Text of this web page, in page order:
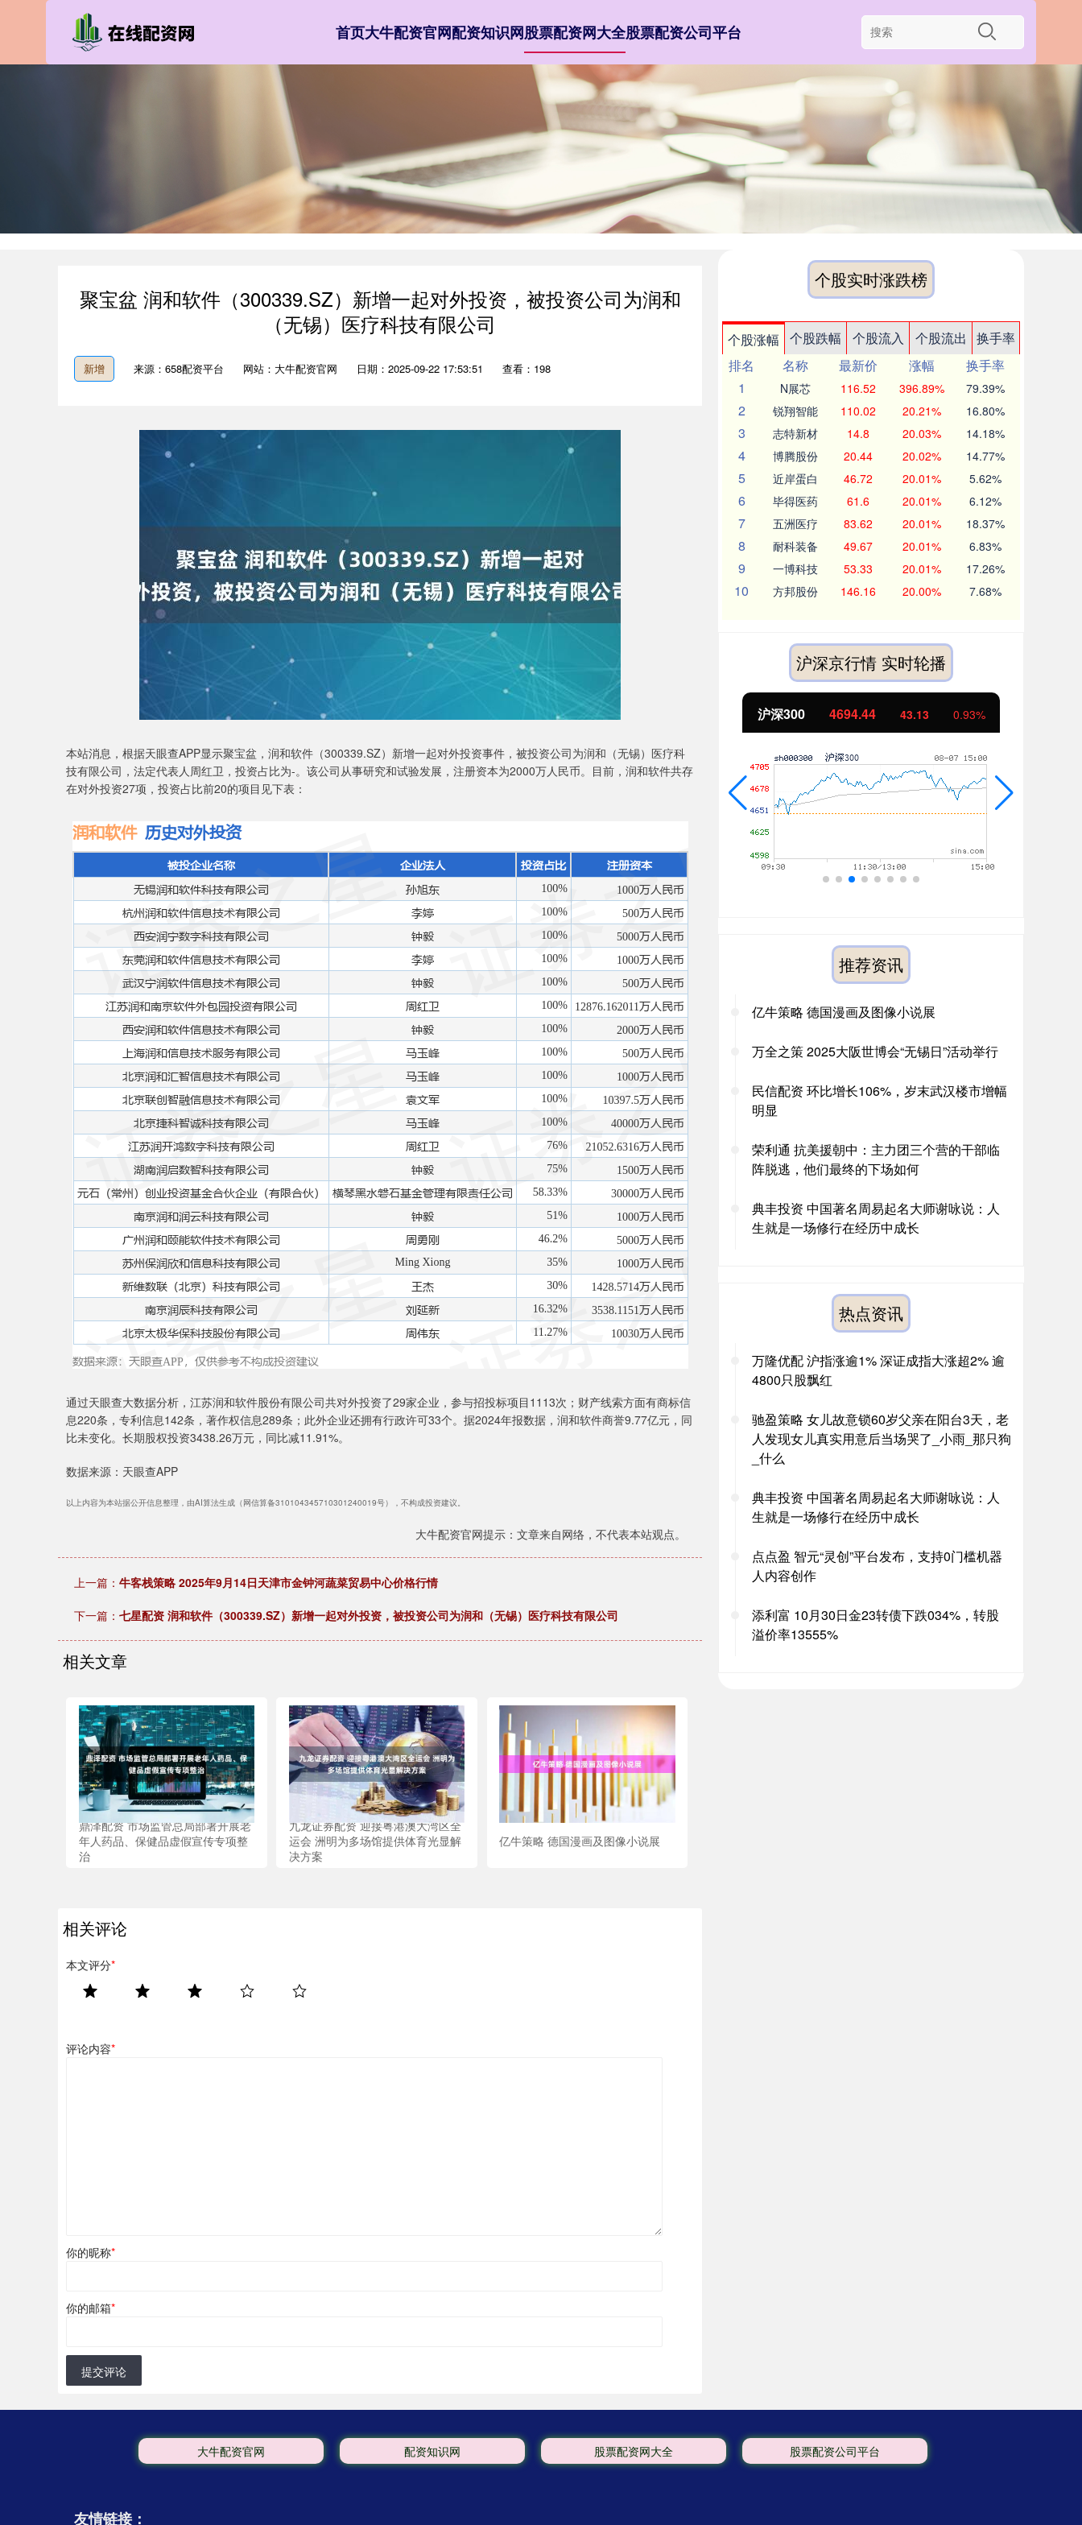
首页大牛配资官网配资知识网股票配资网大全股票配资公司平台
聚宝盆 润和软件（300339.SZ）新增一起对外投资，被投资公司为润和
（无锡）医疗科技有限公司
新增 来源：658配资平台 网站：大牛配资官网 日期：2025-09-22 17:53:51 查看：198
本站消息，根据天眼查APP显示聚宝盆，润和软件（300339.SZ）新增一起对外投资事件，被投资公司为润和（无锡）医疗科
技有限公司，法定代表人周红卫，投资占比为-。该公司从事研究和试验发展，注册资本为2000万人民币。目前，润和软件共存
在对外投资27项，投资占比前20的项目见下表：
通过天眼查大数据分析，江苏润和软件股份有限公司共对外投资了29家企业，参与招投标项目1113次；财产线索方面有商标信
息220条，专利信息142条，著作权信息289条；此外企业还拥有行政许可33个。据2024年报数据，润和软件商誉9.77亿元，同
比未变化。长期股权投资3438.26万元，同比减11.91%。
数据来源：天眼查APP
以上内容为本站据公开信息整理，由AI算法生成（网信算备310104345710301240019号），不构成投资建议。
大牛配资官网提示：文章来自网络，不代表本站观点。
上一篇： 牛客栈策略 2025年9月14日天津市金钟河蔬菜贸易中心价格行情
下一篇： 七星配资 润和软件（300339.SZ）新增一起对外投资，被投资公司为润和（无锡）医疗科技有限公司
相关文章
鼎泽配资 市场监管总局部署开展老
年人药品、保健品虚假宣传专项整
治
九龙证券配资 迎接粤港澳大湾区全
运会 洲明为多场馆提供体育光显解
决方案
亿牛策略 德国漫画及图像小说展
相关评论
本文评分*
评论内容*
你的昵称*
你的邮箱*
提交评论
个股实时涨跌榜
个股涨幅 个股跌幅 个股流入 个股流出
换手率
排名
名称 最新价 涨幅
换手率
1
N展芯 116.52 396.89% 79.39%
2 锐翔智能 110.02 20.21% 16.80%
3 志特新材 14.8 20.03% 14.18%
4 博腾股份 20.44 20.02% 14.77%
5 近岸蛋白 46.72 20.01% 5.62%
6 毕得医药 61.6 20.01% 6.12%
7 五洲医疗 83.62 20.01% 18.37%
8 耐科装备 49.67 20.01% 6.83%
9 一博科技 53.33 20.01% 17.26%
10 方邦股份 146.16 20.00% 7.68%
沪深京行情 实时轮播
上证指数 3940.04 39.68 14311.01 200.89 沪深300 4694.44 43.13 0.93%
推荐资讯
亿牛策略 德国漫画及图像小说展
万全之策 2025大阪世博会“无锡日”活动举行
民信配资 环比增长106%，岁末武汉楼市增幅
明显
荣利通 抗美援朝中：主力团三个营的干部临
阵脱逃，他们最终的下场如何
典丰投资 中国著名周易起名大师谢咏说：人
生就是一场修行在经历中成长
热点资讯
万隆优配 沪指涨逾1% 深证成指大涨超2% 逾
4800只股飘红
驰盈策略 女儿故意锁60岁父亲在阳台3天，老
人发现女儿真实用意后当场哭了_小雨_那只狗
_什么
典丰投资 中国著名周易起名大师谢咏说：人
生就是一场修行在经历中成长
点点盈 智元“灵创”平台发布，支持0门槛机器
人内容创作
添利富 10月30日金23转债下跌034%，转股
溢价率13555%
大牛配资官网 配资知识网 股票配资网大全 股票配资公司平台
友情链接：